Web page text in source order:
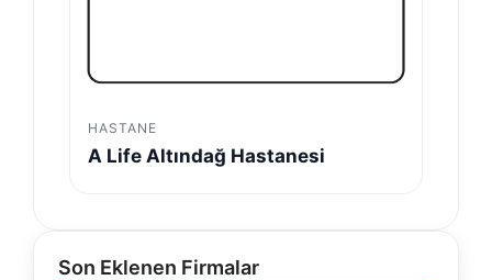
HASTANE
A Life Altındağ Hastanesi
Son Eklenen Firmalar